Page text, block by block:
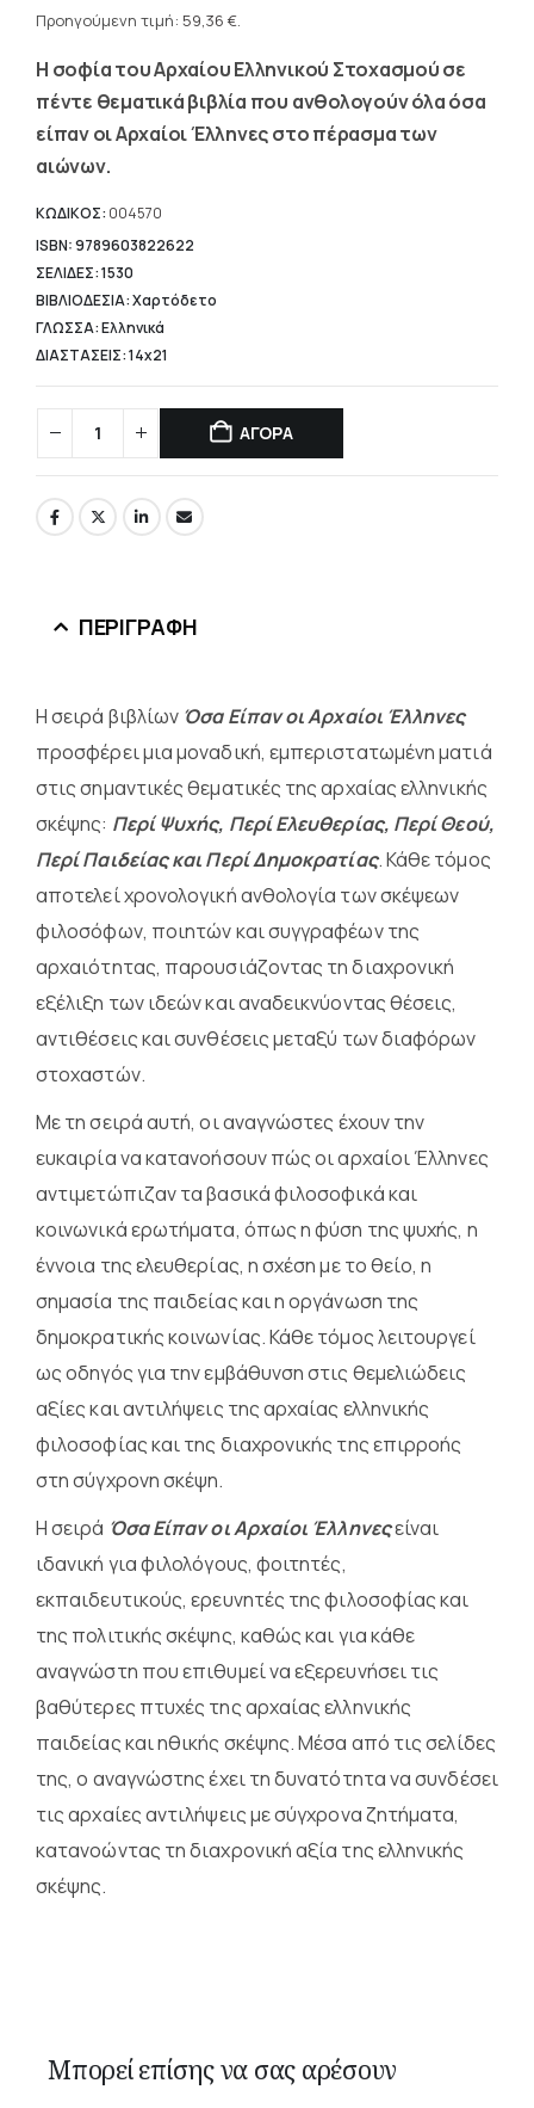
84,80 €.
τρέχουσα
είναι:
59,36 €.
Προηγούμενη τιμή: 59,36 €.
Η σοφία του Αρχαίου Ελληνικού Στοχασμού σε
πέντε θεματικά βιβλία που ανθολογούν όλα όσα
είπαν οι Αρχαίοι Έλληνες στο πέρασμα των
αιώνων.
ΚΩΔΙΚΟΣ: 004570
ISBN: 9789603822622
ΣΕΛΙΔΕΣ: 1530
ΒΙΒΛΙΟΔΕΣΙΑ: Χαρτόδετο
ΓΛΩΣΣΑ: Ελληνικά
ΔΙΑΣΤΑΣΕΙΣ: 14x21
ΑΓΟΡΑ
ΠΕΡΙΓΡΑΦΉ
Η σειρά βιβλίων Όσα Είπαν οι Αρχαίοι Έλληνες
προσφέρει μια μοναδική, εμπεριστατωμένη ματιά
στις σημαντικές θεματικές της αρχαίας ελληνικής
σκέψης: Περί Ψυχής, Περί Ελευθερίας, Περί Θεού,
Περί Παιδείας και Περί Δημοκρατίας. Κάθε τόμος
αποτελεί χρονολογική ανθολογία των σκέψεων
φιλοσόφων, ποιητών και συγγραφέων της
αρχαιότητας, παρουσιάζοντας τη διαχρονική
εξέλιξη των ιδεών και αναδεικνύοντας θέσεις,
αντιθέσεις και συνθέσεις μεταξύ των διαφόρων
στοχαστών.
Με τη σειρά αυτή, οι αναγνώστες έχουν την
ευκαιρία να κατανοήσουν πώς οι αρχαίοι Έλληνες
αντιμετώπιζαν τα βασικά φιλοσοφικά και
κοινωνικά ερωτήματα, όπως η φύση της ψυχής, η
έννοια της ελευθερίας, η σχέση με το θείο, η
σημασία της παιδείας και η οργάνωση της
δημοκρατικής κοινωνίας. Κάθε τόμος λειτουργεί
ως οδηγός για την εμβάθυνση στις θεμελιώδεις
αξίες και αντιλήψεις της αρχαίας ελληνικής
φιλοσοφίας και της διαχρονικής της επιρροής
στη σύγχρονη σκέψη.
Η σειρά Όσα Είπαν οι Αρχαίοι Έλληνεςείναι
ιδανική για φιλολόγους, φοιτητές,
εκπαιδευτικούς, ερευνητές της φιλοσοφίας και
της πολιτικής σκέψης, καθώς και για κάθε
αναγνώστη που επιθυμεί να εξερευνήσει τις
βαθύτερες πτυχές της αρχαίας ελληνικής
παιδείας και ηθικής σκέψης. Μέσα από τις σελίδες
της, ο αναγνώστης έχει τη δυνατότητα να συνδέσει
τις αρχαίες αντιλήψεις με σύγχρονα ζητήματα,
κατανοώντας τη διαχρονική αξία της ελληνικής
σκέψης.
Μπορεί επίσης να σας αρέσουν